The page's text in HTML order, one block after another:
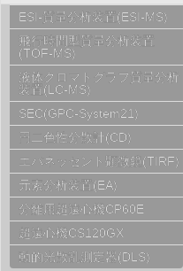
ESI-質量分析装置(ESI-MS)
飛行時間型質量分析装置
(TOF-MS)
液体クロマトグラフ質量分析
装置(LC-MS)
SEC(GPC-System21)
円二色性分散計(CD)
エバネッセント顕微鏡(TIRF)
元素分析装置(EA)
分離用超遠心機CP60E
超遠心機CS120GX
動的光散乱測定器(DLS)